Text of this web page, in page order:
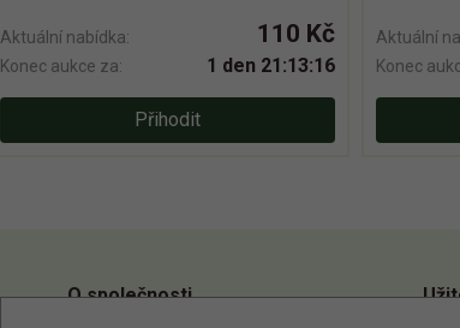
Aktuální nabídka: 110 Kč
Konec aukce za: 1 den 21:13:15
Přihodit
Aktuální
Konec
O společnosti